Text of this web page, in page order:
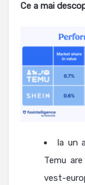
Ce a mai
la un
Temu
vest-